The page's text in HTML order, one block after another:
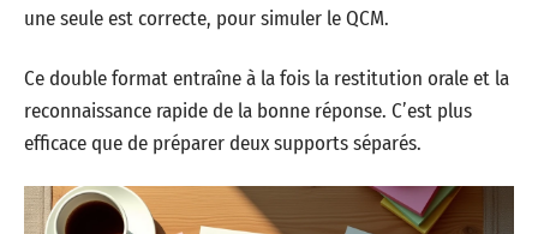
une seule est correcte, pour simuler le QCM.
Ce double format entraîne à la fois la restitution orale et la
reconnaissance rapide de la bonne réponse. C’est plus
efficace que de préparer deux supports séparés.